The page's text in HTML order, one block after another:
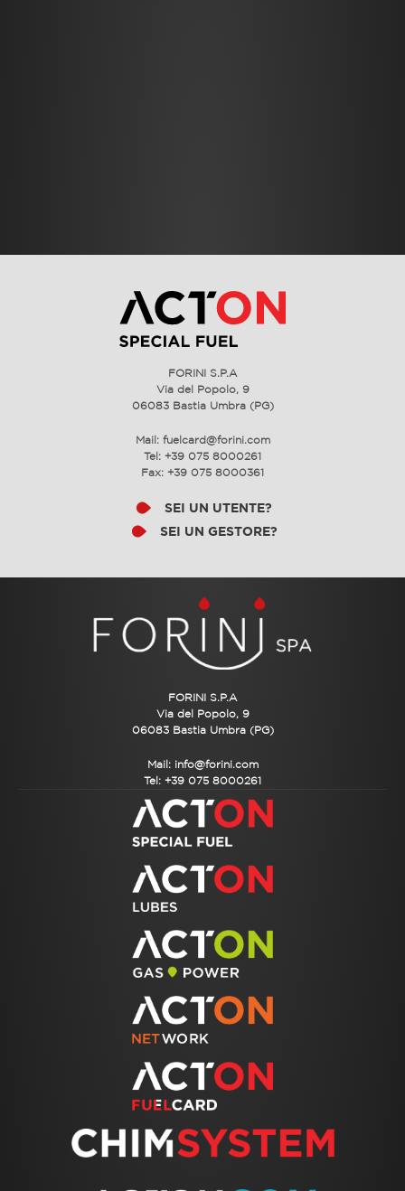
FORINI S.P.A
Via del Popolo, 9
06083 Bastia Umbra (PG)
Mail: fuelcard@forini.com
Tel: +39 075 8000261
Fax: +39 075 8000361
SEI UN UTENTE?
SEI UN GESTORE?
FORINI S.P.A
Via del Popolo, 9
06083 Bastia Umbra (PG)
Mail: info@forini.com
Tel: +39 075 8000261